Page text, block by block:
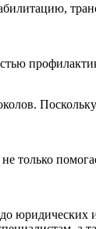
только